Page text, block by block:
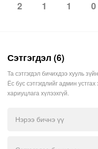
2 1 1 0
Сэтгэгдэл (6)
Та сэтгэгдэл бичихдээ хууль
Ёс бус сэтгэгдлийг админ
хариуцлага хүлээхгүй.